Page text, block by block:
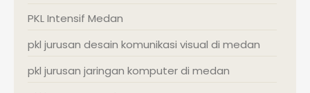
PKL Intensif Medan
pkl jurusan desain komunikasi visual di medan
pkl jurusan jaringan komputer di medan